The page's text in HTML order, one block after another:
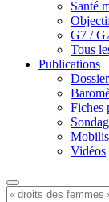
Santé
G7 /
Tous
Publications
Fiches
Vidéos